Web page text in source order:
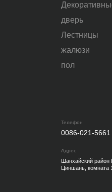
дверь
Лестницы
жалюзи
пол
Телефон
0086-021-5661
Адрес
Шанхайский район
Циншань, комната